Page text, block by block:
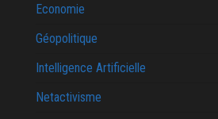
Economie
Géopolitique
Intelligence Artificielle
Netactivisme